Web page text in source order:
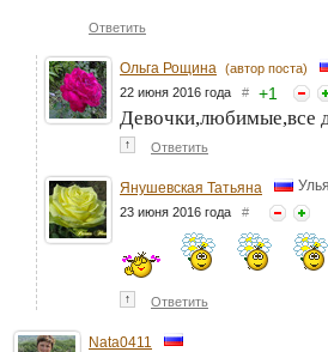
Ответить
Ольга Рощина (автор поста)
22 июня 2016 года # +1
Девочки,любимые,все
↑ Ответить
Янушевская Татьяна
23 июня 2016 года #
↑ Ответить
Nata0411